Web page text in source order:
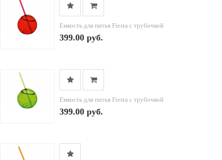
Емкость для питья Fiesta с трубочкой
399.00 руб.
Емкость для питья Fiesta с трубочкой
399.00 руб.